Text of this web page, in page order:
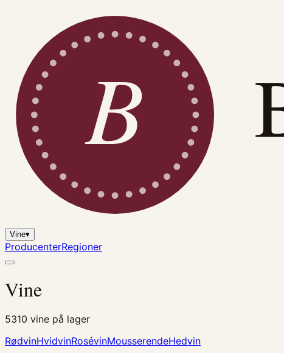
B
Vine▾
ProducenterRegioner
Vine
5310 vine på lager
RødvinHvidvinRosévinMousserendeHedvin